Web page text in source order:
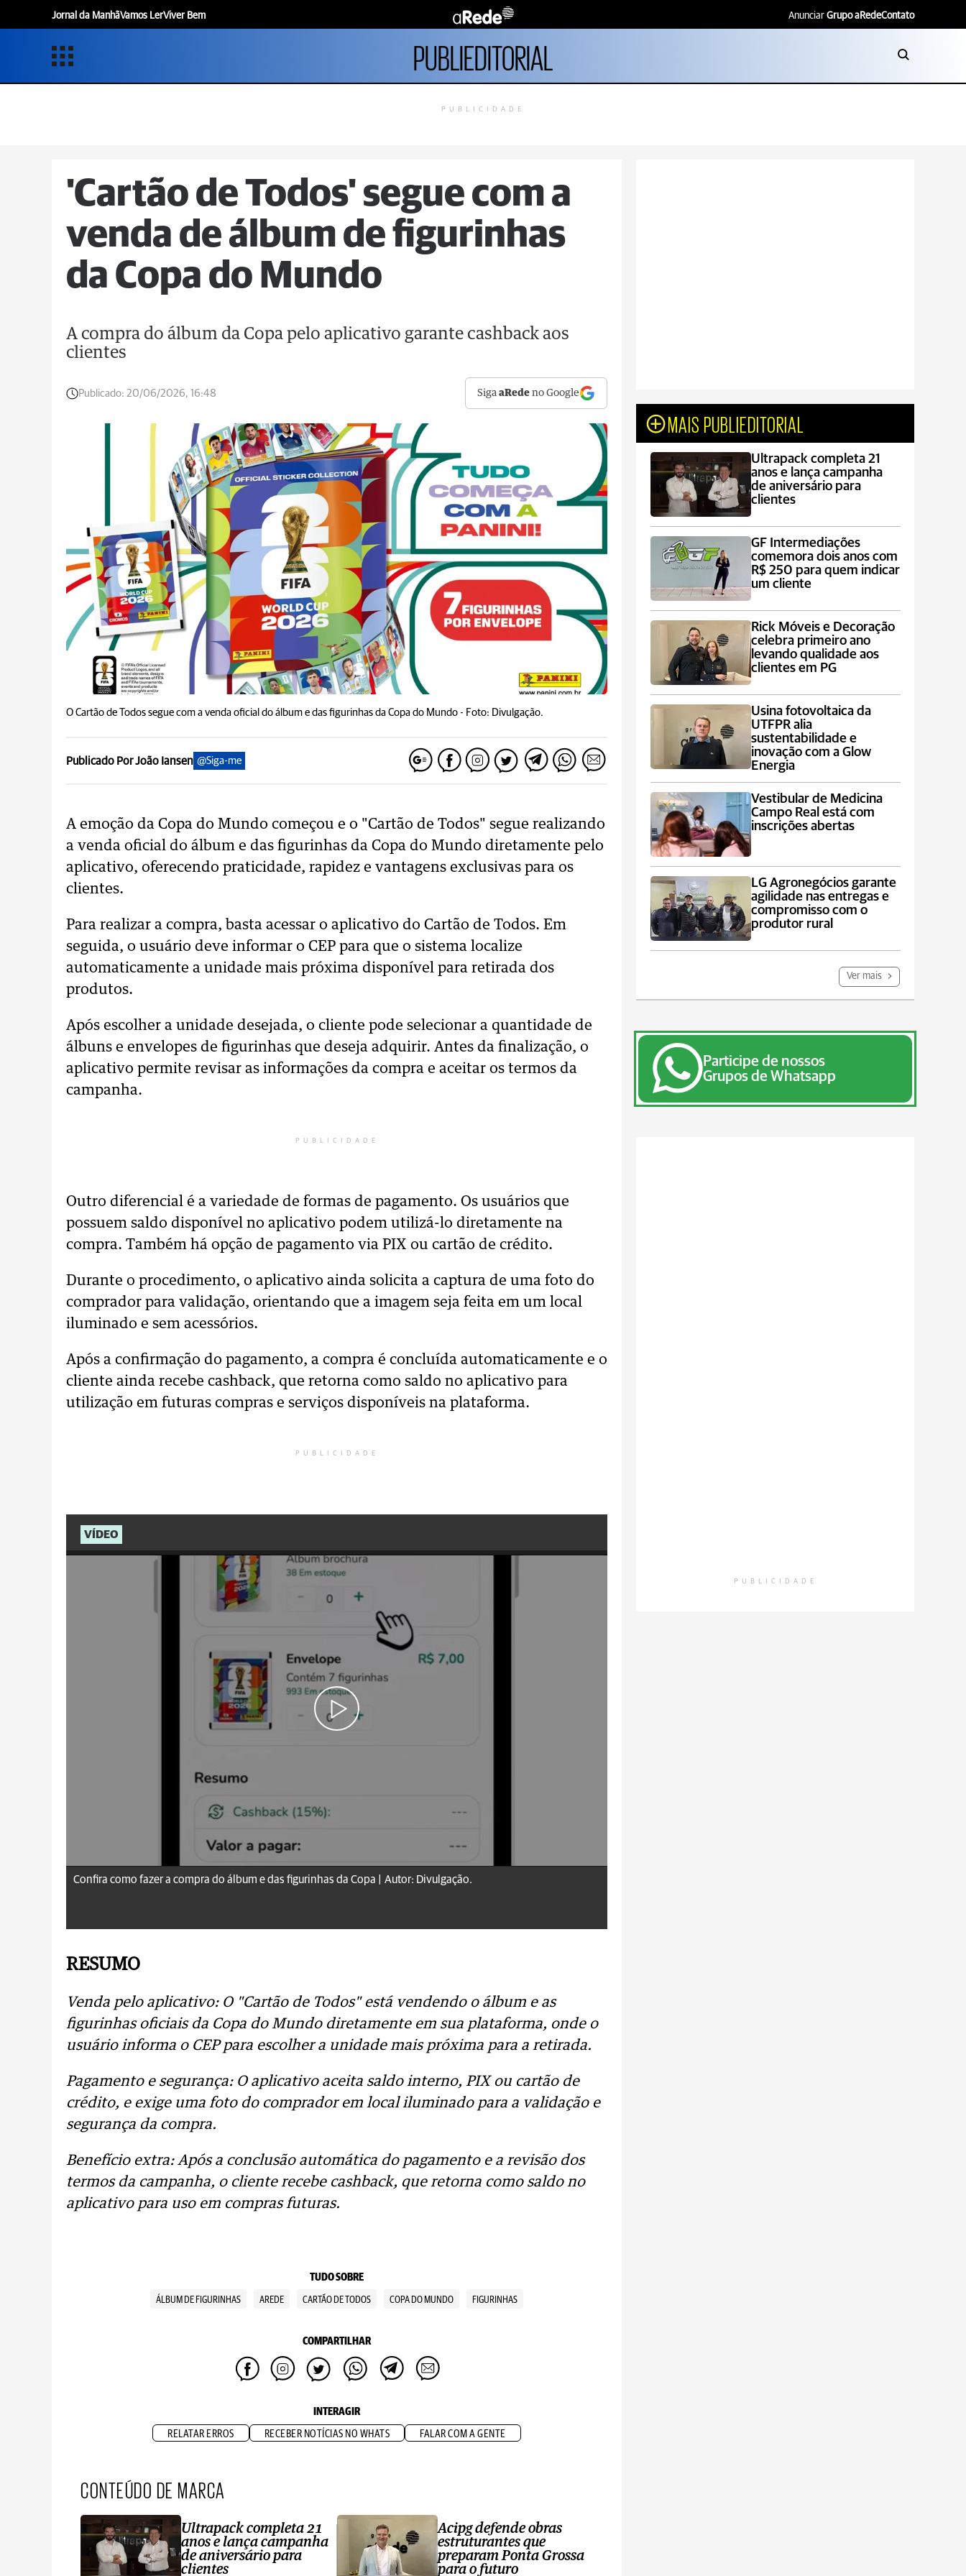
Jornal da ManhãVamos LerViver Bem Anunciar Grupo aRedeContato
PUBLIEDITORIAL
PUBLICIDADE
'Cartão de Todos' segue com a
venda de álbum de figurinhas
da Copa do Mundo
A compra do álbum da Copa pelo aplicativo garante cashback aos
clientes
Publicado: 20/06/2026, 16:48 SigaaRede no Google
O Cartão de Todos segue com a venda oficial do álbum e das figurinhas da Copa do Mundo - Foto: Divulgação.
Publicado Por João Iansen @Siga-me
A emoção da Copa do Mundo começou e o "Cartão de Todos" segue realizando
a venda oficial do álbum e das figurinhas da Copa do Mundo diretamente pelo
aplicativo, oferecendo praticidade, rapidez e vantagens exclusivas para os
clientes.
Para realizar a compra, basta acessar o aplicativo do Cartão de Todos. Em
seguida, o usuário deve informar o CEP para que o sistema localize
automaticamente a unidade mais próxima disponível para retirada dos
produtos.
Após escolher a unidade desejada, o cliente pode selecionar a quantidade de
álbuns e envelopes de figurinhas que deseja adquirir. Antes da finalização, o
aplicativo permite revisar as informações da compra e aceitar os termos da
campanha.
PUBLICIDADE
Outro diferencial é a variedade de formas de pagamento. Os usuários que
possuem saldo disponível no aplicativo podem utilizá-lo diretamente na
compra. Também há opção de pagamento via PIX ou cartão de crédito.
Durante o procedimento, o aplicativo ainda solicita a captura de uma foto do
comprador para validação, orientando que a imagem seja feita em um local
iluminado e sem acessórios.
Após a confirmação do pagamento, a compra é concluída automaticamente e o
cliente ainda recebe cashback, que retorna como saldo no aplicativo para
utilização em futuras compras e serviços disponíveis na plataforma.
PUBLICIDADE
VÍDEO
Confira como fazer a compra do álbum e das figurinhas da Copa | Autor: Divulgação.
RESUMO
Venda pelo aplicativo: O "Cartão de Todos" está vendendo o álbum e as
figurinhas oficiais da Copa do Mundo diretamente em sua plataforma, onde o
usuário informa o CEP para escolher a unidade mais próxima para a retirada.
Pagamento e segurança: O aplicativo aceita saldo interno, PIX ou cartão de
crédito, e exige uma foto do comprador em local iluminado para a validação e
segurança da compra.
Benefício extra: Após a conclusão automática do pagamento e a revisão dos
termos da campanha, o cliente recebe cashback, que retorna como saldo no
aplicativo para uso em compras futuras.
TUDO SOBRE
ÁLBUM DE FIGURINHAS AREDE CARTÃO DE TODOS COPA DO MUNDO FIGURINHAS
COMPARTILHAR
INTERAGIR
RELATAR ERROS RECEBER NOTÍCIAS NO WHATS FALAR COM A GENTE
CONTEÚDO DE MARCA
Ultrapack completa 21
anos e lança campanha
de aniversário para
clientes
Acipg defende obras
estruturantes que
preparam Ponta Grossa
para o futuro
MAIS PUBLIEDITORIAL
Ultrapack completa 21
anos e lança campanha
de aniversário para
clientes
GF Intermediações
comemora dois anos com
R$ 250 para quem indicar
um cliente
Rick Móveis e Decoração
celebra primeiro ano
levando qualidade aos
clientes em PG
Usina fotovoltaica da
UTFPR alia
sustentabilidade e
inovação com a Glow
Energia
Vestibular de Medicina
Campo Real está com
inscrições abertas
LG Agronegócios garante
agilidade nas entregas e
compromisso com o
produtor rural
Ver mais
Participe de nossos
Grupos de Whatsapp
PUBLICIDADE